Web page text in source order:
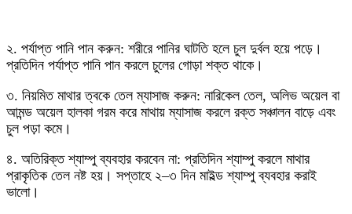
২. পর্যাপ্ত পানি পান করুন: শরীরে পানির ঘাটতি হলে চুল দুর্বল হয়ে পড়ে।
প্রতিদিন পর্যাপ্ত পানি পান করলে চুলের গোড়া শক্ত থাকে।
৩. নিয়মিত মাথার ত্বকে তেল ম্যাসাজ করুন: নারিকেল তেল, অলিভ অয়েল বা
আমন্ড অয়েল হালকা গরম করে মাথায় ম্যাসাজ করলে রক্ত সঞ্চালন বাড়ে এবং
চুল পড়া কমে।
৪. অতিরিক্ত শ্যাম্পু ব্যবহার করবেন না: প্রতিদিন শ্যাম্পু করলে মাথার
প্রাকৃতিক তেল নষ্ট হয়। সপ্তাহে ২–৩ দিন মাইল্ড শ্যাম্পু ব্যবহার করাই
ভালো।